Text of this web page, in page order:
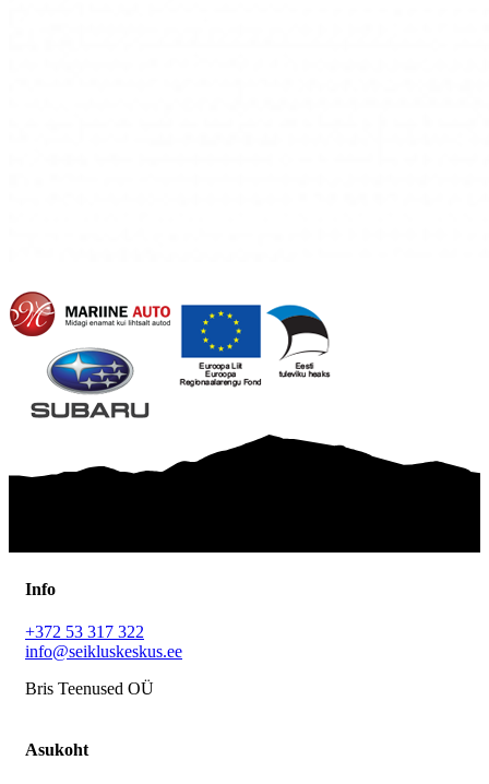
Info
+372 53 317 322
info@seikluskeskus.ee
Bris Teenused OÜ
Asukoht